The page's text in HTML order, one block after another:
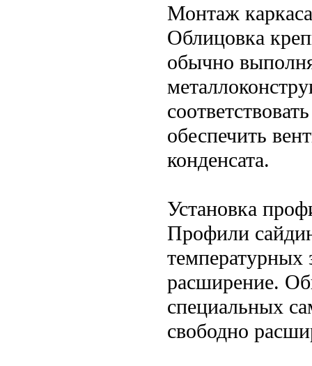
Монтаж каркаса
Облицовка
обычно
обеспечить
конденсата.
Установка
Профили
температурных
расширение.
специальных
свободно